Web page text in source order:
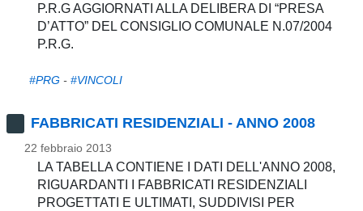
P.R.G AGGIORNATI ALLA DELIBERA DI “PRESA
D’ATTO” DEL CONSIGLIO COMUNALE N.07/2004
P.R.G.
#PRG- #VINCOLI
FABBRICATI RESIDENZIALI - ANNO 2008
22 febbraio 2013
LA TABELLA CONTIENE I DATI DELL'ANNO 2008,
RIGUARDANTI I FABBRICATI RESIDENZIALI
PROGETTATI E ULTIMATI, SUDDIVISI PER